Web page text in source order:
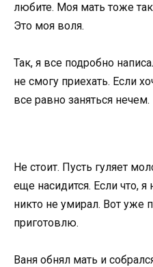
любите. Моя мать тоже
Это моя воля.
Так, я все подробно
не смогу приехать. Если
все равно заняться нечем.
Не стоит. Пусть гуляет
еще насидится. Если что,
никто не умирал. Вот уже
приготовлю.
Ваня обнял мать и